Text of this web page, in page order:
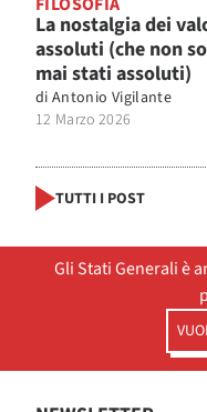
FILOSOFIA
La nostalgia dei
assoluti (che non
mai stati assoluti)
di Antonio Vigilante
12 Marzo 2026
TUTTI I POST
Gli Stati Generali è